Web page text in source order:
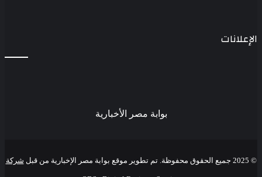
الإعلانات
بوابة مصر الأخبارية
© 2025 جميع الحقوق محفوظة. تم تطوير موقع بوابة مصر الإخبارية من قبل شركة